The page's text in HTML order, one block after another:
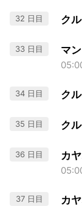
32 日目 ク
33 日目 マ
34 日目 ク
35 日目 ク
36 日目 カ
37 日目 カ